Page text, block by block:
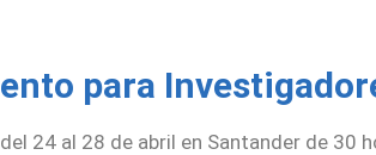
para
24 al 28 de abril en Santander de 30